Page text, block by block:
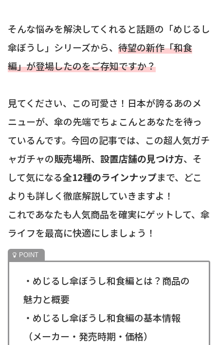
そんな悩みを解決してくれると話題の「めじるし
傘ぼうし」シリーズから、 待望の新作「和食
編」が登場したのをご存知ですか？
見てください、この可愛さ！日本が誇るあのメ
ニューが、傘の先端でちょこんとあなたを待っ
ているんです。今回の記事では、この超人気ガチ
ャガチャの販売場所、 設置店舗の見つけ方、そ
して気になる全12種のラインナップまで、どこ
よりも詳しく徹底解説していきますよ！
これであなたも人気商品を確実にゲットして、傘
ライフを最高に快適にしましょう！
・めじるし傘ぼうし和食編とは？商品の
魅力と概要
・めじるし傘ぼうし和食編の基本情報
（メーカー・発売時期・価格）